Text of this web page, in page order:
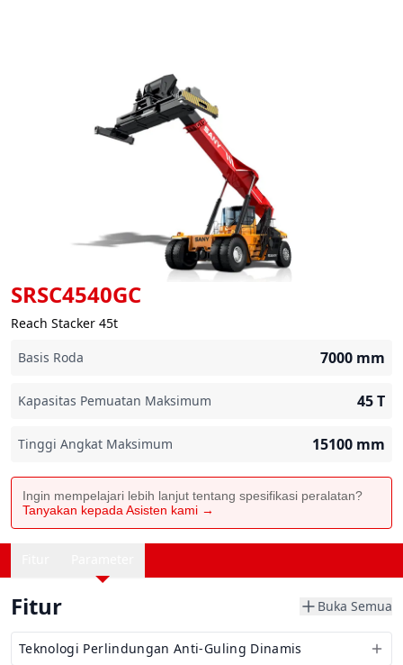
SRSC4540GC
Reach Stacker 45t
Basis Roda
7000 mm
Kapasitas Pemuatan Maksimum 45T
Tinggi Angkat Maksimum 15100 mm
Ingin mempelajari lebih lanjut tentang spesifikasi peralatan?
Tanyakan kepada Asisten kami →
Fitur Buka Semua
Teknologi Perlindungan Anti-Guling Dinamis